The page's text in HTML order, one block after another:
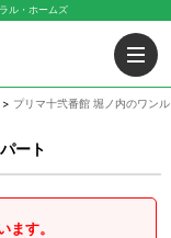
ル・ホームズ
プリマ十弐番館 堀ノ内のワン
ート
ます。